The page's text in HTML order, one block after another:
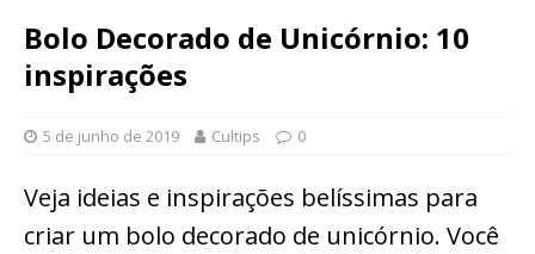
Bolo Decorado de Unicórnio: 10
inspirações
5 de junho de 2019 Cultips 0
Veja ideias e inspirações belíssimas para
criar um bolo decorado de unicórnio. Você